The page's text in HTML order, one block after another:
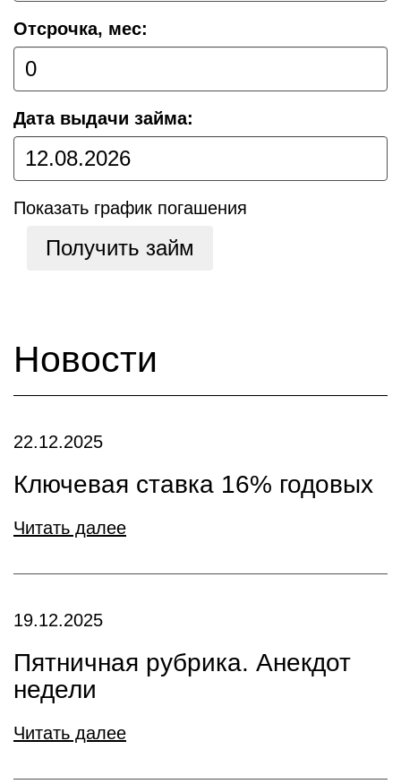
Отсрочка, мес:
Дата выдачи займа:
Показать график погашения
Получить займ
Новости
22.12.2025
Ключевая ставка 16% годовых
Читать далее
19.12.2025
Пятничная рубрика. Анекдот
недели
Читать далее